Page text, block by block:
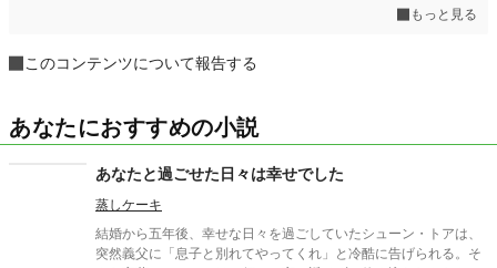
もっと見る
このコンテンツについて報告する
あなたにおすすめの小説
あなたと過ごせた日々は幸せでした
蒸しケーキ
結婚から五年後、幸せな日々を過ごしていたシューン・トアは、
突然義父に「息子と別れてやってくれ」と冷酷に告げられる。そ